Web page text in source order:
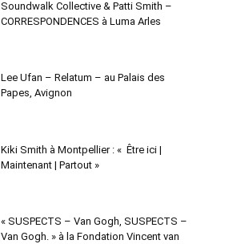
Soundwalk Collective & Patti Smith –
CORRESPONDENCES à Luma Arles
Lee Ufan – Relatum – au Palais des
Papes, Avignon
Kiki Smith à Montpellier : « Être ici |
Maintenant | Partout »
« SUSPECTS – Van Gogh, SUSPECTS –
Van Gogh. » à la Fondation Vincent van